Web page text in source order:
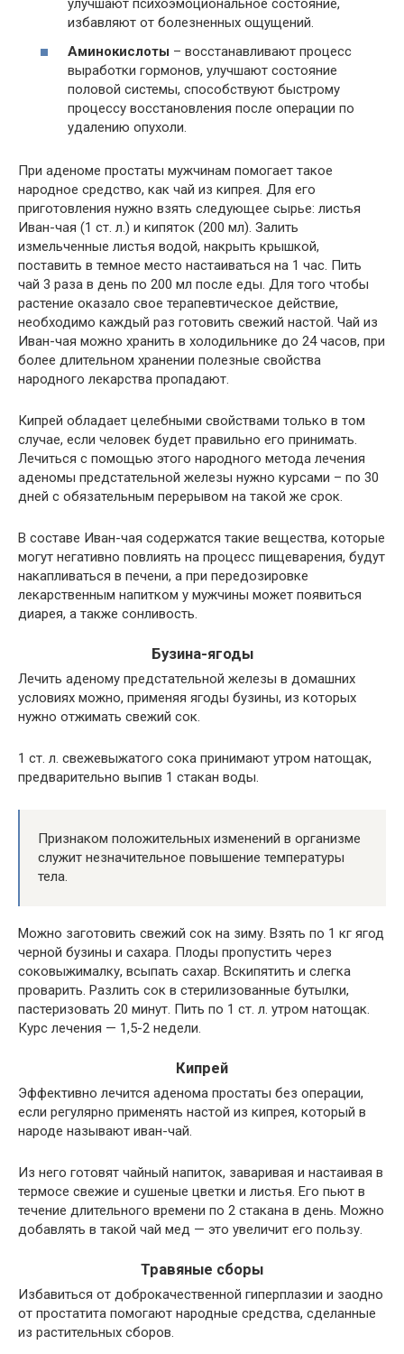
улучшают психоэмоциональное состояние,
избавляют от болезненных ощущений.
Аминокислоты – восстанавливают процесс
выработки гормонов, улучшают состояние
половой системы, способствуют быстрому
процессу восстановления после операции по
удалению опухоли.
При аденоме простаты мужчинам помогает такое
народное средство, как чай из кипрея. Для его
приготовления нужно взять следующее сырье: листья
Иван-чая (1 ст. л.) и кипяток (200 мл). Залить
измельченные листья водой, накрыть крышкой,
поставить в темное место настаиваться на 1 час. Пить
чай 3 раза в день по 200 мл после еды. Для того чтобы
растение оказало свое терапевтическое действие,
необходимо каждый раз готовить свежий настой. Чай из
Иван-чая можно хранить в холодильнике до 24 часов, при
более длительном хранении полезные свойства
народного лекарства пропадают.
Кипрей обладает целебными свойствами только в том
случае, если человек будет правильно его принимать.
Лечиться с помощью этого народного метода лечения
аденомы предстательной железы нужно курсами – по 30
дней с обязательным перерывом на такой же срок.
В составе Иван-чая содержатся такие вещества, которые
могут негативно повлиять на процесс пищеварения, будут
накапливаться в печени, а при передозировке
лекарственным напитком у мужчины может появиться
диарея, а также сонливость.
Бузина-ягоды
Лечить аденому предстательной железы в домашних
условиях можно, применяя ягоды бузины, из которых
нужно отжимать свежий сок.
1 ст. л. свежевыжатого сока принимают утром натощак,
предварительно выпив 1 стакан воды.
Признаком положительных изменений в организме
служит незначительное повышение температуры
тела.
Можно заготовить свежий сок на зиму. Взять по 1 кг ягод
черной бузины и сахара. Плоды пропустить через
соковыжималку, всыпать сахар. Вскипятить и слегка
проварить. Разлить сок в стерилизованные бутылки,
пастеризовать 20 минут. Пить по 1 ст. л. утром натощак.
Курс лечения — 1,5-2 недели.
Кипрей
Эффективно лечится аденома простаты без операции,
если регулярно применять настой из кипрея, который в
народе называют иван-чай.
Из него готовят чайный напиток, заваривая и настаивая в
термосе свежие и сушеные цветки и листья. Его пьют в
течение длительного времени по 2 стакана в день. Можно
добавлять в такой чай мед — это увеличит его пользу.
Травяные сборы
Избавиться от доброкачественной гиперплазии и заодно
от простатита помогают народные средства, сделанные
из растительных сборов.